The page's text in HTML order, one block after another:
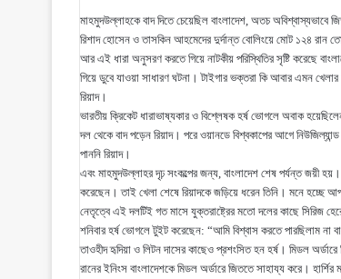
মাহমুদউল্লাহকে বাদ দিতে চেয়েছিল বাংলাদেশ, অতচ অবিশ্বাস্যভাবে
রিশাদ হোসেন ও তাসকিন আহমেদের দুর্দান্ত বোলিংয়ে মোট ১২৪ রান
আর এই ধারা অনুসরণ করতে গিয়ে নাটকীয় পরিস্থিতির সৃষ্টি করেছে
গিয়ে ডুবে যাওয়া সাধারণ ঘটনা। টাইগার ভক্তরা কি আবার এমন
রিয়াদ।
ভারতীয় ক্রিকেট ধারাভাষ্যকার ও বিশ্লেষক হর্ষ ভোগলে অবাক
দল থেকে বাদ পড়েন রিয়াদ। পরে ওয়ানডে বিশ্বকাপের আগে
পাননি রিয়াদ।
এবং মাহমুদউল্লাহর দৃঢ় সংকল্পের জন্য, বাংলাদেশ শেষ পর্যন্ত জয়ী
করেছেন। তাই খেলা শেষে রিয়াদকে জড়িয়ে ধরেন তিনি। মনে হচ্ছে
নেতৃত্বে এই দলটিই গত মাসে যুক্তরাষ্ট্রের মতো দলের কাছে সিরিজ
শনিবার হর্ষ ভোগলে টুইট করেছেন: “আমি বিশ্বাস করতে পারছিলাম না
তাওহীদ হৃদিয়া ও লিটন দাসের কাছেও প্রশংসিত হন হর্ষ। মিডল
রানের ইনিংস বাংলাদেশকে মিডল অর্ডারে জিততে সাহায্য করে।